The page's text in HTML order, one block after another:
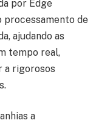
por Edge
de
ajudando as
tempo real,
a rigorosos
a